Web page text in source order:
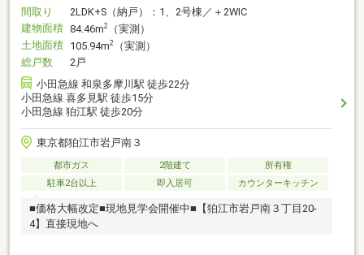
間取り
2LDK+S（納戸）：1、2号棟／＋2WIC
建物面積 84.46m2
（実測）
土地面積 105.94m2
（実測）
総戸数
2戸
小田急線 和泉多摩川駅 徒歩22分
小田急線 喜多見駅 徒歩15分
小田急線 狛江駅 徒歩20分
東京都狛江市岩戸南３
都市ガス 2階建て
所有権
駐車2台以上
即入居可 カウンターキッチン
■価格大幅改定■現地見学会開催中■【狛江市岩戸南３丁目20‐
4】直接現地へ